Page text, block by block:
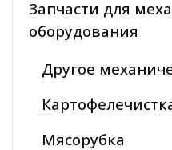
Запчасти для
оборудования
Другое
Мясорубка